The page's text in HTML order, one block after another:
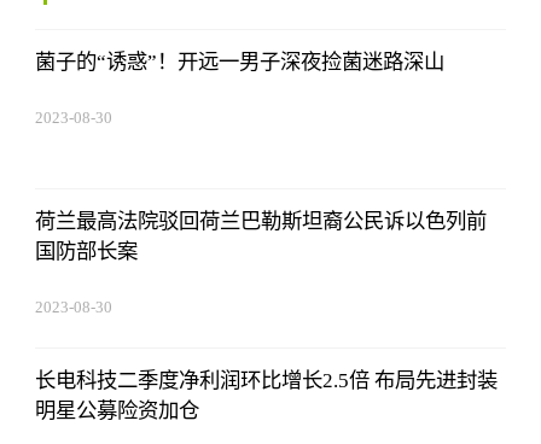
菌子的“诱惑”！开远一男子深夜捡菌迷路深山
2023-08-30
荷兰最高法院驳回荷兰巴勒斯坦裔公民诉以色列前
国防部长案
2023-08-30
长电科技二季度净利润环比增长2.5倍 布局先进封装
明星公募险资加仓